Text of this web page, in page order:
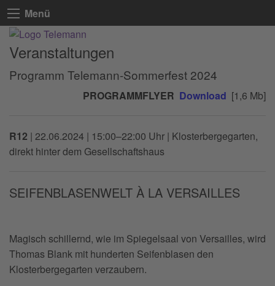
Menü
Veranstaltungen
Programm Telemann-Sommerfest 2024
PROGRAMMFLYER Download [1,6 Mb]
R12 | 22.06.2024 | 15:00–22:00 Uhr | Klosterbergegarten,
direkt hinter dem Gesellschaftshaus
SEIFENBLASENWELT À LA VERSAILLES
Magisch schillernd, wie im Spiegelsaal von Versailles, wird
Thomas Blank mit hunderten Seifenblasen den
Klosterbergegarten verzaubern.